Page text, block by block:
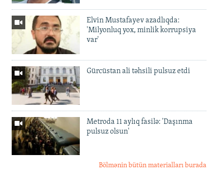
Elvin Mustafayev azadlıqda:
'Milyonluq yox, minlik korrupsiya
var'
Gürcüstan ali təhsili pulsuz etdi
Metroda 11 aylıq fasilə: 'Daşınma
pulsuz olsun'
Bölmənin bütün materialları burada